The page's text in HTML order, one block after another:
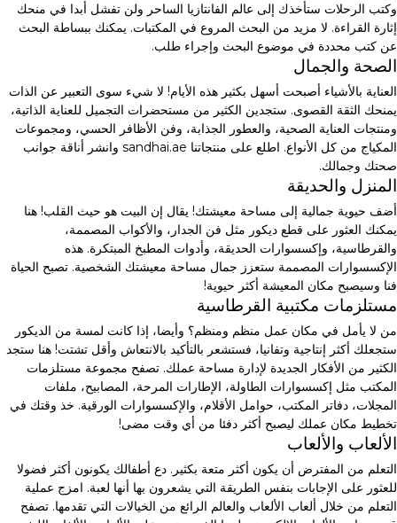
وكتب الرحلات ستأخذك إلى عالم الفانتازيا الساحر ولن تفشل أبدا في منحك
إثارة القراءة. لا مزيد من البحث المروع في المكتبات. يمكنك ببساطة البحث
عن كتب محددة في موضوع البحث وإجراء طلب.
الصحة والجمال
العناية بالأشياء أصبحت أسهل بكثير هذه الأيام! لا شيء سوى التعبير عن الذات
يمنحك الثقة القصوى. ستجدين الكثير من مستحضرات التجميل للعناية الذاتية،
ومنتجات العناية الصحية، والعطور الجذابة، وفن الأظافر الحسي، ومجموعات
المكياج من كل الأنواع. اطلع على منتجاتنا sandhai.ae وانشر أناقة جوانب
صحتك وجمالك.
المنزل والحديقة
أضف حيوية جمالية إلى مساحة معيشتك! يقال إن البيت هو حيث القلب! هنا
يمكنك العثور على قطع ديكور مثل فن الجدار، والأكواب المصممة،
والقرطاسية، وإكسسوارات الحديقة، وأدوات المطبخ المبتكرة. هذه
الإكسسوارات المصممة ستعزز جمال مساحة معيشتك الشخصية. تصبح الحياة
فنا وسيصبح مكان المعيشة أكثر حيوية!
مستلزمات مكتبية القرطاسية
من لا يأمل في مكان عمل منظم ومنظم؟ وأيضا، إذا كانت لمسة من الديكور
ستجعلك أكثر إنتاجية وتفانيا، فستشعر بالتأكيد بالانتعاش وأقل تشتت! هنا ستجد
الكثير من الأفكار الجديدة لإدارة مساحة عملك. تصفح مجموعة مستلزمات
المكتب مثل إكسسوارات الطاولة، الإطارات المرحة، المصابيح، ملفات
المجلات، دفاتر المكتب، حوامل الأقلام، والإكسسوارات الورقية. خذ وقتك في
تخطيط مكان عملك ليصبح أكثر دفئا من أي وقت مضى!
الألعاب والألعاب
التعلم من المفترض أن يكون أكثر متعة بكثير. دع أطفالك يكونون أكثر فضولا
للعثور على الإجابات بنفس الطريقة التي يشعرون بها أنها لعبة. امزج عملية
التعلم من خلال ألعاب الألعاب والعالم الرائع من الخيالات التي تقدمها. تصفح